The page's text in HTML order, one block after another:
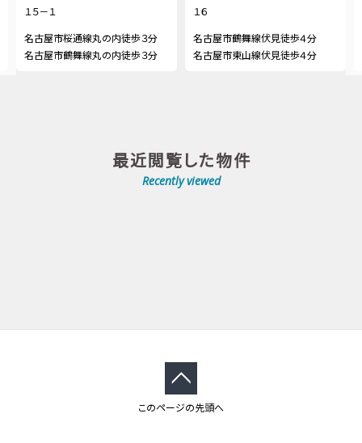
１５－１
名古屋市桜通線丸の内徒歩３分
名古屋市鶴舞線丸の内徒歩３分
１６
名古屋市鶴舞線伏見徒歩４分
名古屋市東山線伏見徒歩４分
最近閲覧した物件
Recently viewed
このページの先頭へ